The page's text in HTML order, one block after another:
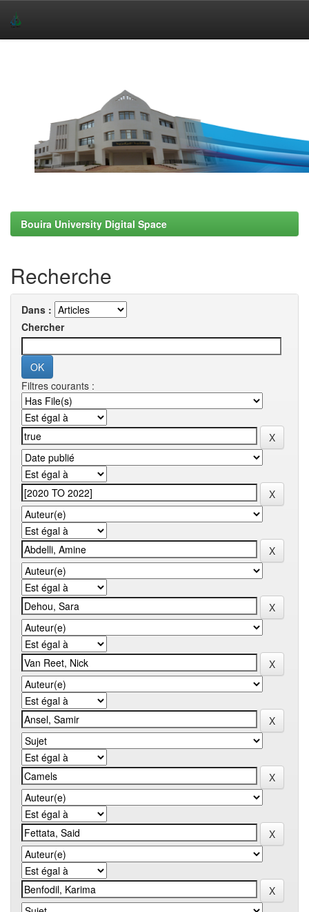
Bouira University Digital Space
Recherche
Dans :
Chercher
Filtres courants :